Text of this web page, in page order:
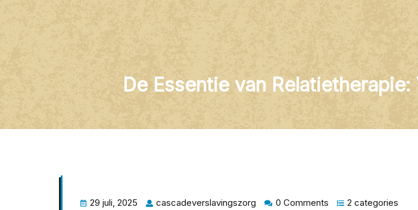
De Essentie van
29 juli, 2025 cascadeverslavingszorg 0 Comments 2 categories